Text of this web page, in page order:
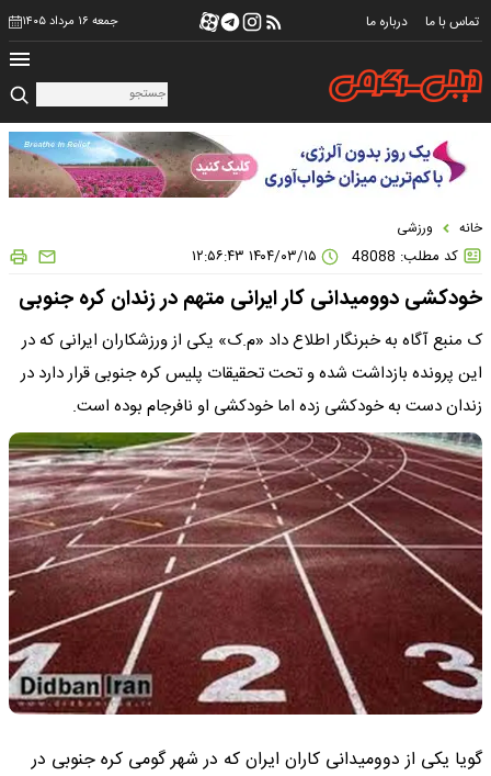
تماس با ما درباره ما جمعه ۱۶ مرداد ۱۴۰۵
خانه ورزشی
کد مطلب: 48088
خودکشی دوومیدانی کار ایرانی متهم در زندان کره جنوبی
ک منبع آگاه به خبرنگار اطلاع داد «م.ک» یکی از ورزشکاران ایرانی که در
این پرونده بازداشت شده و تحت تحقیقات پلیس کره جنوبی قرار دارد در
زندان دست به خودکشی زده اما خودکشی او نافرجام بوده است.
گویا یکی از دوومیدانی کاران ایران که در شهر گومی کره جنوبی در